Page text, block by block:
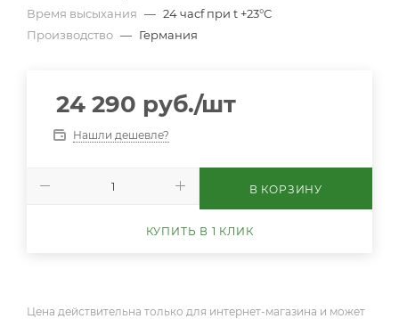
Время высыхания — 24 часf при t +23°С
Производство — Германия
24 290 руб./шт
Нашли дешевле?
В КОРЗИНУ
КУПИТЬ В 1 КЛИК
Цена действительна только для интернет-магазина и может